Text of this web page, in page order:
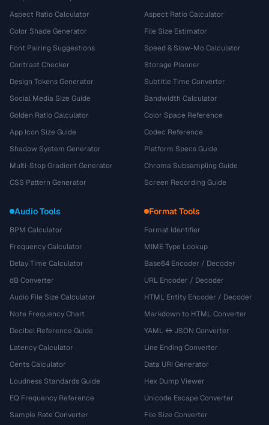
Aspect Ratio Calculator
Color Shade Generator
Font Pairing Suggestions
Contrast Checker
Design Tokens Generator
Social Media Size Guide
Golden Ratio Calculator
App Icon Size Guide
Shadow System Generator
Multi-Stop Gradient Generator
CSS Pattern Generator
Aspect Ratio Calculator
File Size Estimator
Speed & Slow-Mo Calculator
Storage Planner
Subtitle Time Converter
Bandwidth Calculator
Color Space Reference
Codec Reference
Platform Specs Guide
Chroma Subsampling Guide
Screen Recording Guide
Audio Tools
BPM Calculator
Frequency Calculator
Delay Time Calculator
dB Converter
Audio File Size Calculator
Note Frequency Chart
Decibel Reference Guide
Latency Calculator
Cents Calculator
Loudness Standards Guide
EQ Frequency Reference
Sample Rate Converter
Format Tools
Format Identifier
MIME Type Lookup
Base64 Encoder / Decoder
URL Encoder / Decoder
HTML Entity Encoder / Decoder
Markdown to HTML Converter
YAML ↔ JSON Converter
Line Ending Converter
Data URI Generator
Hex Dump Viewer
Unicode Escape Converter
File Size Converter